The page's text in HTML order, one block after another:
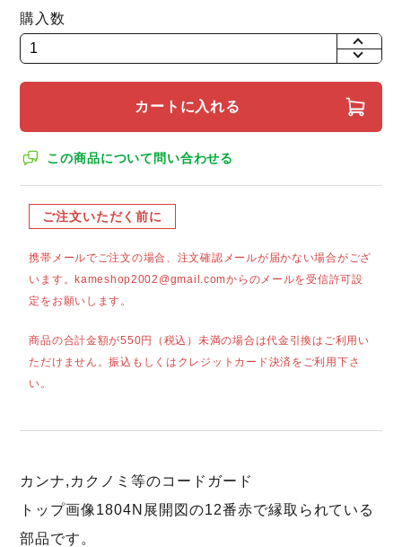
購入数
+
カートに入れる
この商品について問い合わせる
ご注文いただく前に
携帯メールでご注文の場合、注文確認メールが届かない場合がござ
います。kameshop2002@gmail.comからのメールを受信許可設
定をお願いします。
商品の合計金額が550円（税込）未満の場合は代金引換はご利用い
ただけません。振込もしくはクレジットカード決済をご利用下さ
い。
カンナ,カクノミ等のコードガード
トップ画像1804N展開図の12番赤で縁取られている
部品です。